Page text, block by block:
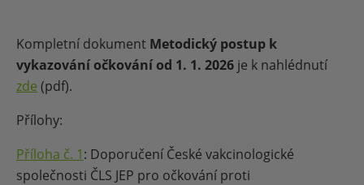
Kompletní dokument Metodický postup k
vykazování očkování od 1. 1. 2026 je k nahlédnutí
zde (pdf).
Přílohy:
Příloha č. 1: Doporučení České vakcinologické
společnosti ČLS JEP pro očkování proti